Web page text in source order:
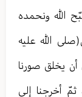
الله ونحمده
الله عليه
أن يخلق صورنا
أخرجنا إلى